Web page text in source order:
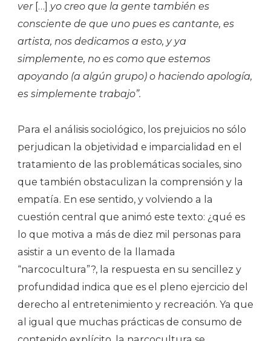
ver […] yo creo que la gente también es
consciente de que uno pues es cantante, es
artista, nos dedicamos a esto, y ya
simplemente, no es como que estemos
apoyando (a algún grupo) o haciendo apología,
es simplemente trabajo”.
Para el análisis sociológico, los prejuicios no sólo
perjudican la objetividad e imparcialidad en el
tratamiento de las problemáticas sociales, sino
que también obstaculizan la comprensión y la
empatía. En ese sentido, y volviendo a la
cuestión central que animó este texto: ¿qué es
lo que motiva a más de diez mil personas para
asistir a un evento de la llamada
“narcocultura”?, la respuesta en su sencillez y
profundidad indica que es el pleno ejercicio del
derecho al entretenimiento y recreación. Ya que
al igual que muchas prácticas de consumo de